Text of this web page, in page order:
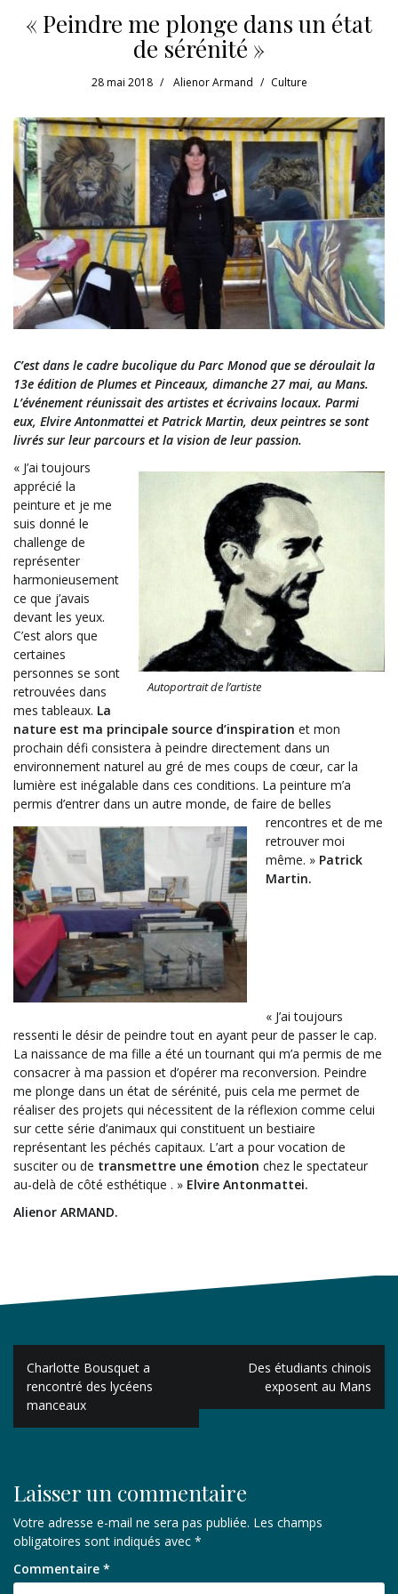
« Peindre me plonge dans un état
de sérénité »
28 mai 2018 Alienor Armand Culture
C’est dans le cadre bucolique du Parc Monod que se déroulait la
13e édition de Plumes et Pinceaux, dimanche 27 mai, au Mans.
L’événement réunissait des artistes et écrivains locaux. Parmi
eux, Elvire Antonmattei et Patrick Martin, deux peintres se sont
livrés sur leur parcours et la vision de leur passion.
Autoportrait de l’artiste
« J’ai toujours
apprécié la
peinture et je me
suis donné le
challenge de
représenter
harmonieusement
ce que j’avais
devant les yeux.
C’est alors que
certaines
personnes se sont
retrouvées dans
mes tableaux. La
nature est ma principale source d’inspiration et mon
prochain défi consistera à peindre directement dans un
environnement naturel au gré de mes coups de cœur, car la
lumière est inégalable dans ces conditions. La peinture m’a
permis d’entrer dans un autre monde, de faire de belles
rencontres et de me
retrouver moi
même. » Patrick
Martin.
« J’ai toujours
ressenti le désir de peindre tout en ayant peur de passer le cap.
La naissance de ma fille a été un tournant qui m’a permis de me
consacrer à ma passion et d’opérer ma reconversion. Peindre
me plonge dans un état de sérénité, puis cela me permet de
réaliser des projets qui nécessitent de la réflexion comme celui
sur cette série d’animaux qui constituent un bestiaire
représentant les péchés capitaux. L’art a pour vocation de
susciter ou de transmettre une émotion chez le spectateur
au-delà de côté esthétique . » Elvire Antonmattei.
Alienor ARMAND.
Navigation
de
l’article
Charlotte Bousquet a
rencontré des lycéens
manceaux
Des étudiants chinois
exposent au Mans
Laisser un commentaire
Votre adresse e-mail ne sera pas publiée. Les champs
obligatoires sont indiqués avec *
Commentaire *